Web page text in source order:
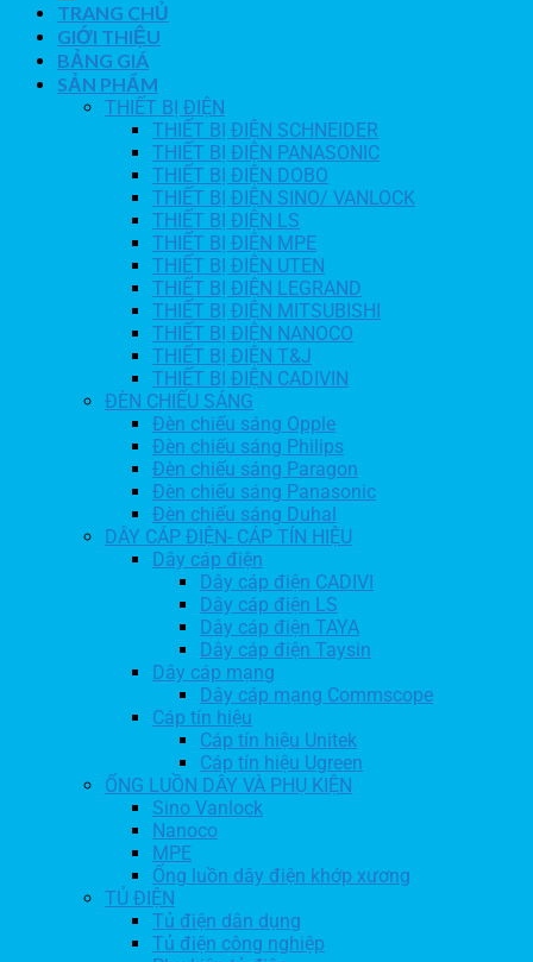
TRANG CHỦ
GIỚI THIỆU
BẢNG GIÁ
SẢN PHẨM
THIẾT BỊ ĐIỆN
THIẾT BỊ ĐIỆN SCHNEIDER
THIẾT BỊ ĐIỆN PANASONIC
THIẾT BỊ ĐIỆN DOBO
THIẾT BỊ ĐIỆN SINO/ VANLOCK
THIẾT BỊ ĐIỆN LS
THIẾT BỊ ĐIỆN MPE
THIẾT BỊ ĐIỆN UTEN
THIẾT BỊ ĐIỆN LEGRAND
THIẾT BỊ ĐIỆN MITSUBISHI
THIẾT BỊ ĐIỆN NANOCO
THIẾT BỊ ĐIỆN T&J
THIẾT BỊ ĐIỆN CADIVIN
ĐÈN CHIẾU SÁNG
Đèn chiếu sáng Opple
Đèn chiếu sáng Philips
Đèn chiếu sáng Paragon
Đèn chiếu sáng Panasonic
Đèn chiếu sáng Duhal
DÂY CÁP ĐIỆN- CÁP TÍN HIỆU
Dây cáp điện
Dây cáp điện CADIVI
Dây cáp điện LS
Dây cáp điện TAYA
Dây cáp điện Taysin
Dây cáp mạng
Dây cáp mạng Commscope
Cáp tín hiệu
Cáp tín hiệu Unitek
Cáp tín hiệu Ugreen
ỐNG LUỒN DÂY VÀ PHỤ KIỆN
Sino Vanlock
Nanoco
MPE
Ống luồn dây điện khớp xương
TỦ ĐIỆN
Tủ điện dân dụng
Tủ điện công nghiệp